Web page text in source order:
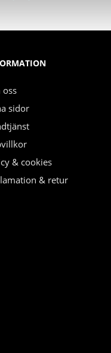
oss
sidor
& cookies
& retur